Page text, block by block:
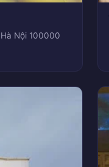
Nội 100000